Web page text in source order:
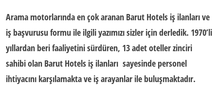
Arama motorlarında en çok aranan Barut Hotels iş ilanları ve
iş başvurusu formu ile ilgili yazımızı sizler için derledik. 1970’li
yıllardan beri faaliyetini sürdüren, 13 adet oteller zinciri
sahibi olan Barut Hotels iş ilanları sayesinde personel
ihtiyacını karşılamakta ve iş arayanlar ile buluşmaktadır.